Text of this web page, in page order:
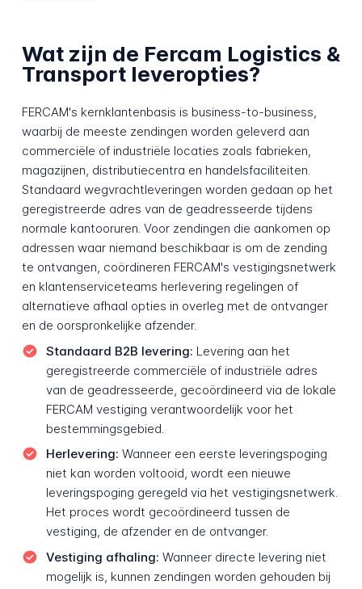
Wat zijn de Fercam Logistics &
Transport leveropties?
FERCAM's kernklantenbasis is business-to-business,
waarbij de meeste zendingen worden geleverd aan
commerciële of industriële locaties zoals fabrieken,
magazijnen, distributiecentra en handelsfaciliteiten.
Standaard wegvrachtleveringen worden gedaan op het
geregistreerde adres van de geadresseerde tijdens
normale kantooruren. Voor zendingen die aankomen op
adressen waar niemand beschikbaar is om de zending
te ontvangen, coördineren FERCAM's vestigingsnetwerk
en klantenserviceteams herlevering regelingen of
alternatieve afhaal opties in overleg met de ontvanger
en de oorspronkelijke afzender.
Standaard B2B levering: Levering aan het
geregistreerde commerciële of industriële adres
van de geadresseerde, gecoördineerd via de lokale
FERCAM vestiging verantwoordelijk voor het
bestemmingsgebied.
Herlevering: Wanneer een eerste leveringspoging
niet kan worden voltooid, wordt een nieuwe
leveringspoging geregeld via het vestigingsnetwerk.
Het proces wordt gecoördineerd tussen de
vestiging, de afzender en de ontvanger.
Vestiging afhaling: Wanneer directe levering niet
mogelijk is, kunnen zendingen worden gehouden bij